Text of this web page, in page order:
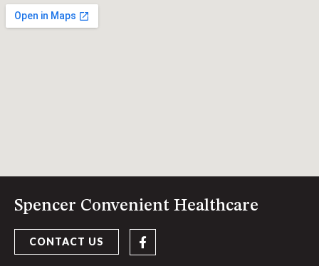
Spencer Convenient Healthcare
CONTACT US